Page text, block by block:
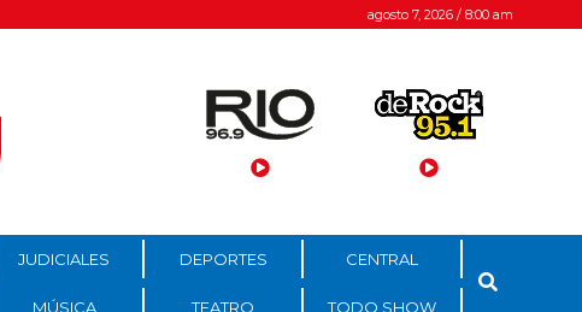
agosto 7, 2026 / 8:00 am
JUDICIALES DEPORTES CENTRAL
MÚSICA TEATRO TODO SHOW